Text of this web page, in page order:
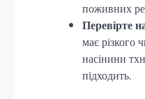
поживних
Перевірте
має різкого
насінини
підходить.